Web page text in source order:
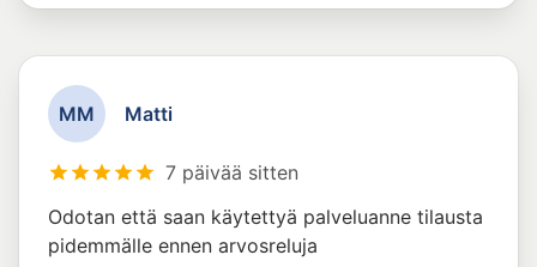
MM Matti
7 päivää sitten
Odotan että saan käytettyä palveluanne tilausta
pidemmälle ennen arvosreluja